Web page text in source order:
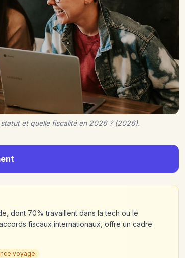
et quelle fiscalité en 2026 ? (2026).
dont 70% travaillent dans la tech ou le
fiscaux internationaux, offre un cadre
voyage